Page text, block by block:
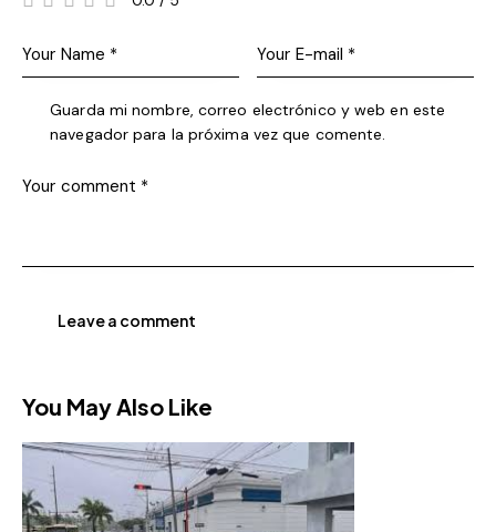
Guarda mi nombre, correo electrónico y web en este
navegador para la próxima vez que comente.
You May Also Like